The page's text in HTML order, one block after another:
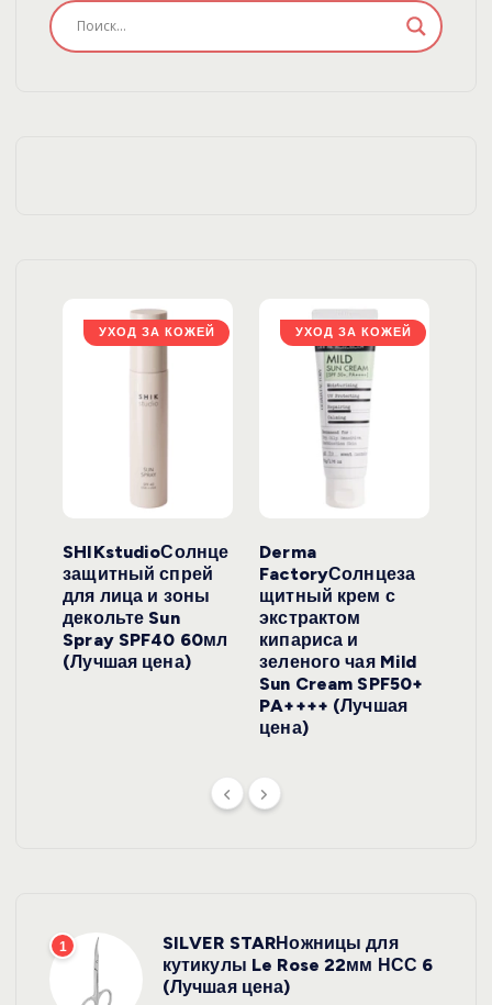
УХОД ЗА КОЖЕЙ
SHIKstudioСолнце
защитный спрей
для лица и зоны
декольте Sun
Spray SPF40 60мл
(Лучшая цена)
УХОД ЗА КОЖЕЙ
Derma
FactoryСолнцеза
щитный крем с
экстрактом
кипариса и
зеленого чая Mild
Sun Cream SPF50+
PA++++ (Лучшая
цена)
1
SILVER STARНожницы для
кутикулы Le Rose 22мм НСС 6
(Лучшая цена)